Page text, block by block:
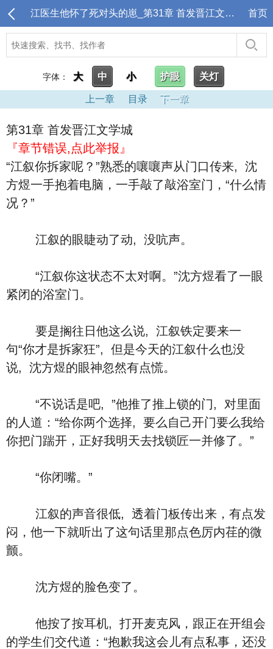
江医生他怀了死对头的崽_第31章 首发晋江文学城 首页
字体： 大 中 小 护眼 关灯
上一章 目录 下一章
第31章 首发晋江文学城
『章节错误,点此举报』
“江叙你拆家呢？”熟悉的嚷嚷声从门口传来, 沈
方煜一手抱着电脑，一手敲了敲浴室门，“什么情
况？”
江叙的眼睫动了动, 没吭声。
“江叙你这状态不太对啊。”沈方煜看了一眼
紧闭的浴室门。
要是搁往日他这么说, 江叙铁定要来一
句“你才是拆家狂”, 但是今天的江叙什么也没
说, 沈方煜的眼神忽然有点慌。
“不说话是吧, ”他推了推上锁的门, 对里面
的人道：“给你两个选择, 要么自己开门要么我给
你把门踹开，正好我明天去找锁匠一并修了。”
“你闭嘴。”
江叙的声音很低, 透着门板传出来，有点发
闷，他一下就听出了这句话里那点色厉内荏的微
颤。
沈方煜的脸色变了。
他按了按耳机, 打开麦克风，跟正在开组会
的学生们交代道：“抱歉我这会儿有点私事，还没